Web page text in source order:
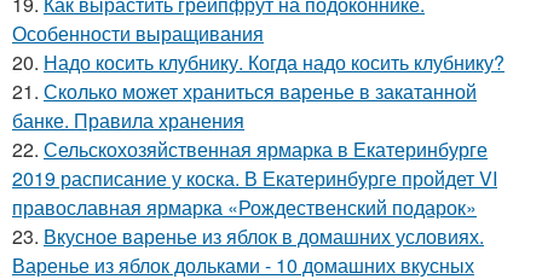
Особенности выращивания
20. Надо косить клубнику. Когда надо косить клубнику?
21. Сколько может храниться варенье в закатанной
банке. Правила хранения
22. Сельскохозяйственная ярмарка в Екатеринбурге
2019 расписание у коска. В Екатеринбурге пройдет VI
православная ярмарка «Рождественский подарок»
23. Вкусное варенье из яблок в домашних условиях.
Варенье из яблок дольками - 10 домашних вкусных